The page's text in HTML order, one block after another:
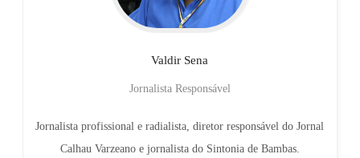
Valdir Sena
Jornalista Responsável
Jornalista profissional e radialista, diretor responsável do Jornal
Calhau Varzeano e jornalista do Sintonia de Bambas.